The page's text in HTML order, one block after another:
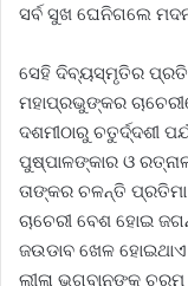
ସର୍ବ ସୁଖ ଘେନିଗଲେ ମଦନ
ସେହି ଦିବ୍ୟସ୍ମୃତିର
ମହାପ୍ରଭୁଙ୍କର
ଦଶମୀଠାରୁ ଚତୁର୍ଦ୍ଦଶୀ
ପୁଷ୍ପାଳଙ୍କାର ଓ
ତାଙ୍କର ଚଳନ୍ତି
ଚାଚେରୀ ବେଶ ହୋଇ
ଜଉଡାବ ଖେଳ
ଲୀଳା ଭଗବାନଙ୍କୁ